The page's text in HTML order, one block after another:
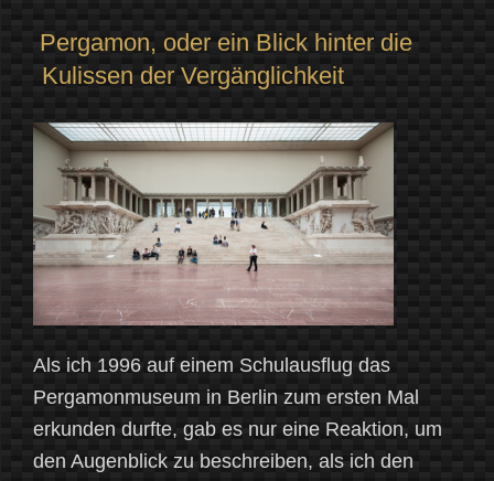
Mythische
Gedanken
zum
Osterfest“
Pergamon, oder ein Blick hinter die
Kulissen der Vergänglichkeit
Als ich 1996 auf einem Schulausflug das
Pergamonmuseum in Berlin zum ersten Mal
erkunden durfte, gab es nur eine Reaktion, um
den Augenblick zu beschreiben, als ich den